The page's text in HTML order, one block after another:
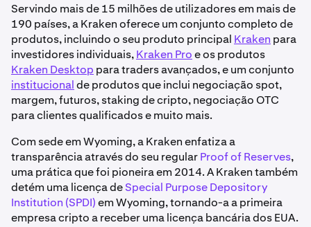
Servindo mais de 15 milhões de utilizadores em mais de
190 países, a Kraken oferece um conjunto completo de
produtos, incluindo o seu produto principal Kraken para
investidores individuais,Kraken Proe os produtos
Kraken Desktop para traders avançados, e um conjunto
institucionalde produtos que inclui negociação spot,
margem, futuros, staking de cripto, negociação OTC
para clientes qualificados e muito mais.
Com sede em Wyoming, a Kraken enfatiza a
transparência através do seu regularProof of Reserves,
uma prática que foi pioneira em 2014. A Kraken também
detém uma licença deSpecial Purpose Depository
Institution (SPDI)em Wyoming, tornando-a a primeira
empresa cripto a receber uma licença bancária dos EUA.